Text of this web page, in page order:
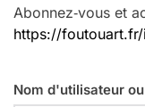
Abonnez‑vous et
https://
Nom d'utilisateur